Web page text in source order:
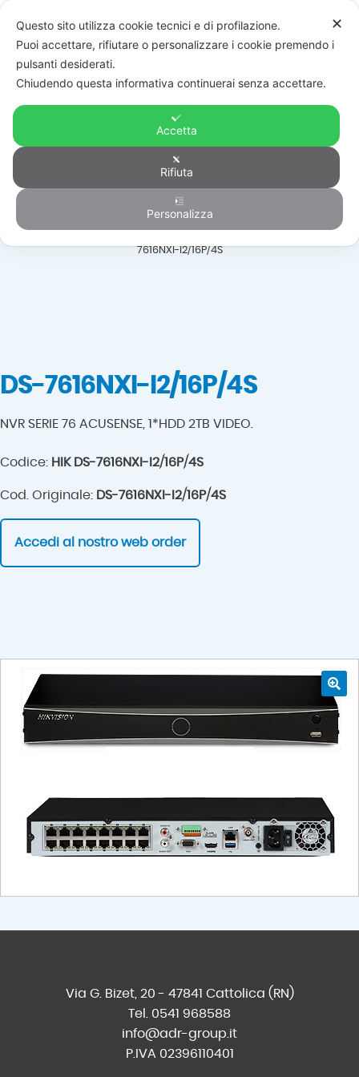
Videoregistratori
HOME/PRODOTTI/VIDEOSORVEGLIANZA/VIDEOREGISTRATORI/DS-
7616NXI-I2/16P/4S
DS-7616NXI-I2/16P/4S
NVR SERIE 76 ACUSENSE, 1*HDD 2TB VIDEO.
Codice: HIK DS-7616NXI-I2/16P/4S
Cod. Originale: DS-7616NXI-I2/16P/4S
Accedi al nostro web order
Via G. Bizet, 20 - 47841 Cattolica (RN)
Tel. 0541 968588
info@adr-group.it
P.IVA 02396110401
✕
Questo sito utilizza cookie tecnici e di profilazione.
Puoi accettare, rifiutare o personalizzare i cookie premendo i
pulsanti desiderati.
Chiudendo questa informativa continuerai senza accettare.
Accetta
Rifiuta
Personalizza